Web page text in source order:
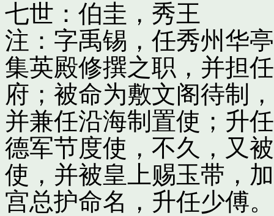
七世：伯圭，秀王
注：字禹锡，任秀州华
集英殿修撰之职，并担
府；被命为敷文阁待制
并兼任沿海制置使；升
德军节度使，不久，又
使，并被皇上赐玉带，
宫总护命名，升任少傅